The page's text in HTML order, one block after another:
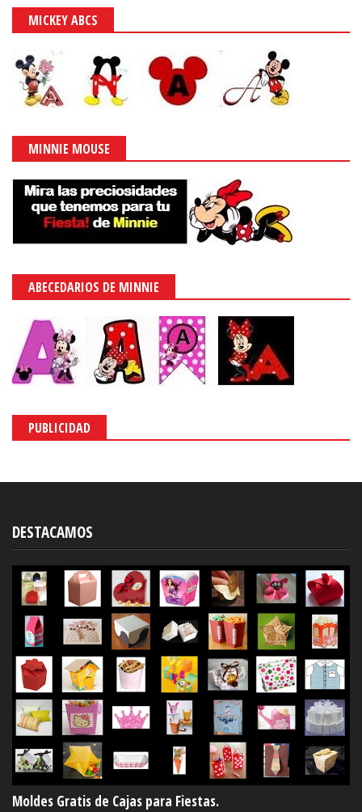
MICKEY ABCS
MINNIE MOUSE
ABECEDARIOS DE MINNIE
PUBLICIDAD
DESTACAMOS
Moldes Gratis de Cajas para Fiestas.